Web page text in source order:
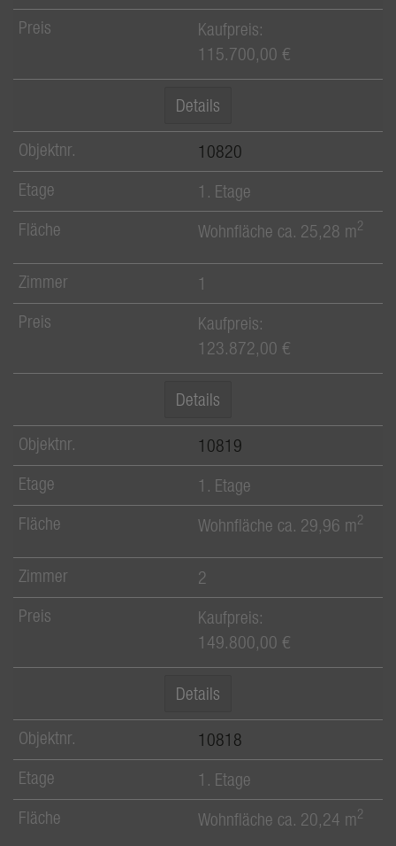
Kaufpreis:
115.700,00 €
Details
10820
1. Etage
Wohnfläche ca. 25,28 m2
1
Kaufpreis:
123.872,00 €
Details
10819
1. Etage
Wohnfläche ca. 29,96 m2
2
Kaufpreis:
149.800,00 €
Details
10818
1. Etage
Wohnfläche ca. 20,24 m2